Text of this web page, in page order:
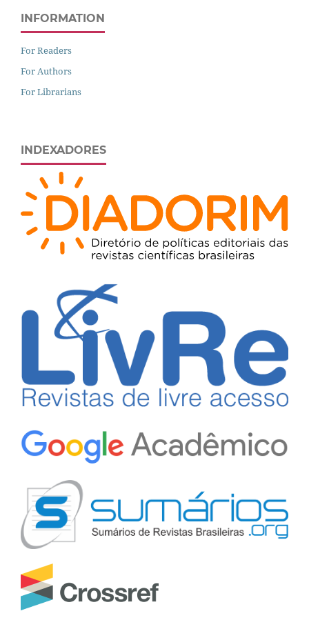
INFORMATION
For Readers
For Authors
For Librarians
INDEXADORES